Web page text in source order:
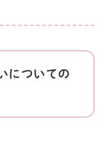
についての